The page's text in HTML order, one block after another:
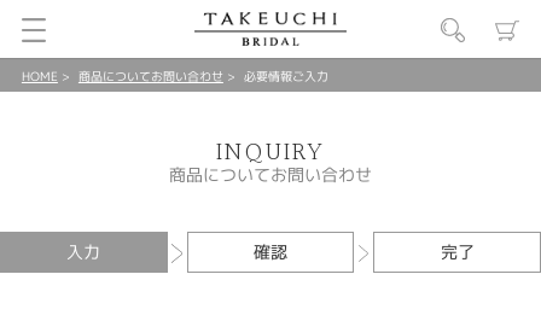
HOME 商品についてお問い合わせ 必要情報ご入力
INQUIRY
商品についてお問い合わせ
入力 確認 完了